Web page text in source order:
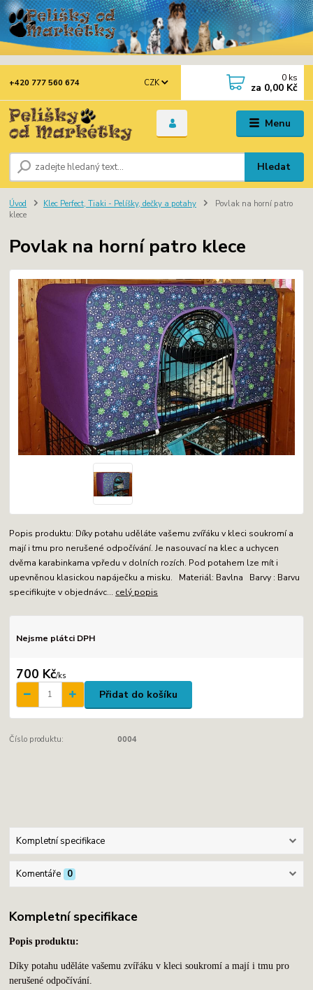
Menu
CZK
Hledat
+420 777 560 674 0 ks
za 0,00 Kč
Úvod Klec Perfect, Tiaki - Pelíšky, dečky a potahy
Povlak na horní patro
klece
Povlak na horní patro klece
Popis produktu: Díky potahu uděláte vašemu zvířáku v kleci soukromí a
mají i tmu pro nerušené odpočívání. Je nasouvací na klec a uchycen
dvěma karabinkama vpředu v dolních rozích. Pod potahem lze mít i
upevněnou klasickou napáječku a misku. Materiál: Bavlna Barvy : Barvu
specifikujte v objednávc... celý popis
Nejsme plátci DPH
700 Kč/ks
Přidat do košíku
Číslo produktu: 0004
Kompletní specifikace
Komentáře 0
Kompletní specifikace
Popis produktu:
Díky potahu uděláte vašemu zvířáku v kleci soukromí a mají i tmu pro
nerušené odpočívání.